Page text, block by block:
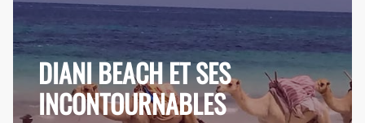
DIANI BEACH ET SES
INCONTOURNABLES